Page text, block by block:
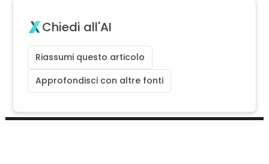
Chiedi all'AI
Riassumi questo articolo
Approfondisci con altre fonti